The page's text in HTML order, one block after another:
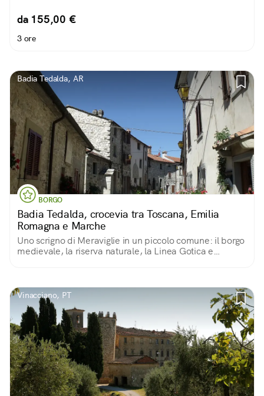
da 155,00 €
3 ore
Badia Tedalda, AR
BORGO
Badia Tedalda, crocevia tra Toscana, Emilia
Romagna e Marche
Uno scrigno di Meraviglie in un piccolo comune: il borgo
medievale, la riserva naturale, la Linea Gotica e
Vinacciano, PT